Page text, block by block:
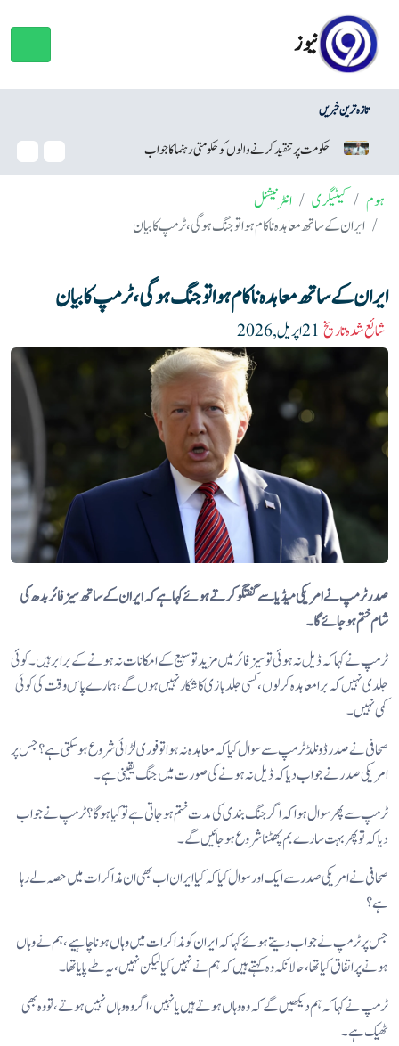
نیوز
تازہ ترین خبریں
حکومت پر تنقید کرنے والوں کو حکومتی رہنما کا جواب نئی
ہوم کیٹیگری
انٹرنیشنل
ایران کے ساتھ معاہدہ ناکام ہوا تو جنگ ہوگی، ٹرمپ کا بیان
ایران کے ساتھ معاہدہ ناکام ہوا تو جنگ ہوگی، ٹرمپ کا بیان
شائع شدہ تاریخ
صدر ٹرمپ نے امریکی میڈیا سے گفتگو کرتے ہوئے کہا ہے کہ ایران کے ساتھ سیز فائر بدھ کی
شام ختم ہو جائے گا۔
ٹرمپ نے کہا کہ ڈیل نہ ہوئی تو سیز فائر میں مزید توسیع کے امکانات نہ ہونے کے برابر ہیں۔ کوئی
جلدی نہیں کہ برا معاہدہ کرلوں، کسی جلد بازی کا شکار نہیں ہوں گے، ہمارے پاس وقت کی کوئی
کمی نہیں۔
صحافی نے صدر ڈونلڈ ٹرمپ سے سوال کیا کہ معاہدہ نہ ہوا تو فوری لڑائی شروع ہو سکتی ہے؟ جس پر
امریکی صدر نے جواب دیا کہ ڈیل نہ ہونے کی صورت میں جنگ یقینی ہے۔
ٹرمپ سے پھر سوال ہوا کہ اگر جنگ بندی کی مدت ختم ہو جاتی ہے تو کیا ہوگا؟ ٹرمپ نے جواب
دیا کہ تو پھر بہت سارے بم پھٹنا شروع ہو جائیں گے۔
صحافی نے امریکی صدر سے ایک اور سوال کیا کہ کیا ایران اب بھی ان مذاکرات میں حصہ لے رہا
ہے؟
جس پر ٹرمپ نے جواب دیتے ہوئے کہا کہ ایران کو مذاکرات میں وہاں ہونا چاہیے، ہم نے وہاں
ہونے پر اتفاق کیا تھا، حالانکہ وہ کہتے ہیں کہ ہم نے نہیں کیا لیکن نہیں، یہ طے پایا تھا۔
ٹرمپ نے کہا کہ ہم دیکھیں گے کہ وہ وہاں ہوتے ہیں یا نہیں، اگر وہ وہاں نہیں ہوتے، تو وہ بھی
ٹھیک ہے۔